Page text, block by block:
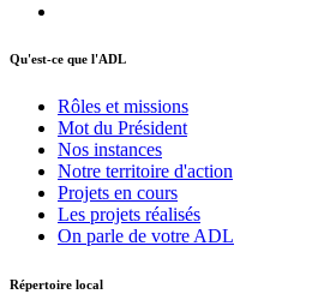
Qu'est-ce que l'ADL
Rôles et missions
Mot du Président
Nos instances
Notre territoire d'action
Projets en cours
Les projets réalisés
On parle de votre ADL
Répertoire local